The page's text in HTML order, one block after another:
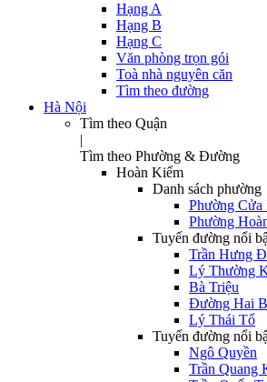
Hạng A
Hạng B
Hạng C
Văn phòng trọn gói
Toà nhà nguyên căn
Tìm theo đường
Hà Nội
Tìm theo Quận
|
Tìm theo Phường & Đường
Hoàn Kiếm
Danh sách phường
Phường Cửa
Phường
Tuyến đường nổi
Trần Hưng
Lý Thường
Bà Triệu
Đường Hai
Lý Thái Tổ
Tuyến đường nổi
Ngô Quyền
Trần Quang